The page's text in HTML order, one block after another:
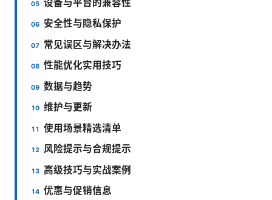
设备与平台的兼容性
安全性与隐私保护
常见误区与解决办法
性能优化实用技巧
数据与趋势
维护与更新
使用场景精选清单
风险提示与合规提示
高级技巧与实战案例
优惠与促销信息